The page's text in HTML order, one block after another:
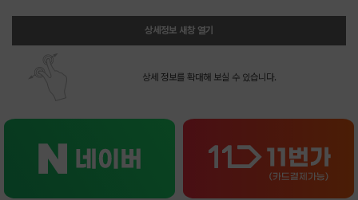
상세정보 새창 열기
상세 정보를 확대해 보실 수 있습니다.